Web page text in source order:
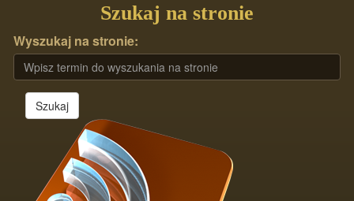
Szukaj na stronie
Wyszukaj na stronie:
Szukaj